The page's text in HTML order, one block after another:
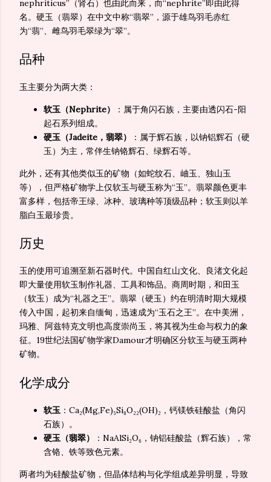
nephriticus”（肾石）也由此而来，而“nephrite”即由此得
名。硬玉（翡翠）在中文中称“翡翠”，源于雄鸟羽毛赤红
为“翡”、雌鸟羽毛翠绿为“翠”。
品种
玉主要分为两大类：
软玉（Nephrite）
：属于角闪石族，主要由透闪石-阳
起石系列组成。
硬玉（Jadeite，翡翠）
：属于辉石族，以钠铝辉石（硬
玉）为主，常伴生钠铬辉石、绿辉石等。
此外，还有其他类似玉的矿物（如蛇纹石、岫玉、独山玉
等），但严格矿物学上仅软玉与硬玉称为“玉”。翡翠颜色更丰
富多样，包括帝王绿、冰种、玻璃种等顶级品种；软玉则以羊
脂白玉最珍贵。
历史
玉的使用可追溯至新石器时代。中国自红山文化、良渚文化起
即大量使用软玉制作礼器、工具和饰品。商周时期，和田玉
（软玉）成为“礼器之王”。翡翠（硬玉）约在明清时期大规模
传入中国，起初来自缅甸，迅速成为“玉石之王”。在中美洲，
玛雅、阿兹特克文明也高度崇尚玉，将其视为生命与权力的象
征。19世纪法国矿物学家Damour才明确区分软玉与硬玉两种
矿物。
化学成分
软玉 ：Ca₂(Mg,Fe)₅Si₈O₂₂(OH)₂，钙镁铁硅酸盐（角闪
石族）。
硬玉（翡翠）
：NaAlSi₂O₆，钠铝硅酸盐（辉石族），常
含铬、铁等致色元素。
两者均为硅酸盐矿物，但晶体结构与化学组成差异明显，导致